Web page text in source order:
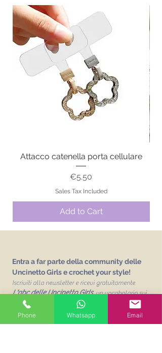
Attacco catenella porta cellulare
Price
€5.50
Sales Tax Included
Add to Cart
Entra a far parte della community delle
Uncinetto Girls e crochet your style!
Iscriviti alla newsletter e ricevi gratuitamente
L'abc delle Uncinetto Girls un vocabolario sui
punti base dell'uncinetto!
Email
Phone Whatsapp Email